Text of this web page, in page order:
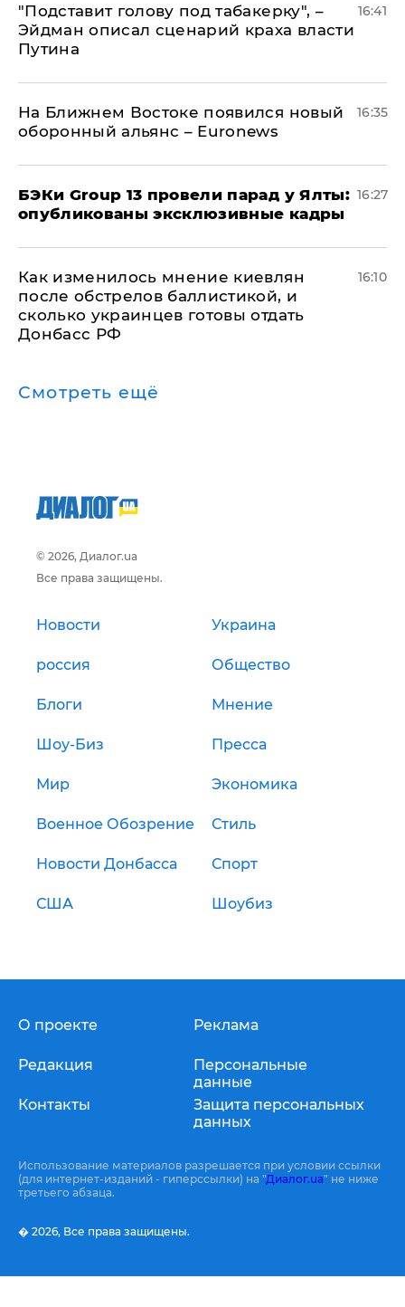
​"Подставит голову под табакерку", –
Эйдман описал сценарий краха власти
Путина
16:41
На Ближнем Востоке появился новый
оборонный альянс – Euronews
16:35
​БЭКи Group 13 провели парад у Ялты:
опубликованы эксклюзивные кадры
16:27
Как изменилось мнение киевлян
после обстрелов баллистикой, и
сколько украинцев готовы отдать
Донбасс РФ
16:10
Смотреть ещё
© 2026, Диалог.ua
Все права защищены.
Новости Украина
россия Общество
Блоги Мнение
Шоу-Биз Пресса
Мир Экономика
Военное Обозрение Стиль
Новости Донбасса Спорт
США Шоубиз
О проекте
Редакция
Контакты
Реклама
Персональные
данные
Защита персональных
данных
Использование материалов разрешается при условии ссылки
(для интернет-изданий - гиперссылки) на "Диалог.ua" не ниже
третьего абзаца.
� 2026, Все права защищены.